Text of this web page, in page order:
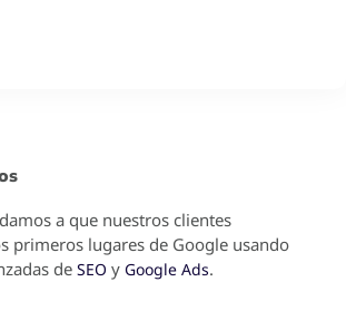
a que nuestros clientes
primeros lugares de Google usando
de SEO y Google Ads.